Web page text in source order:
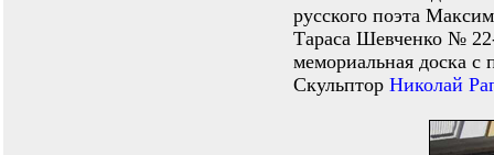
русского поэта
Тараса Шевченко №
мемориальная доска
Скульптор Николай